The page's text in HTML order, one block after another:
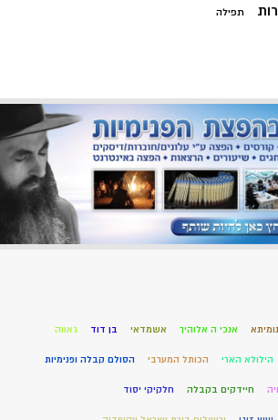
תפילה
אנכי ה אלוהיך אשמדאי בן דוד גאווה
הילולא הארי הכותל המערבי הסולם קבלה ופנימיות
חיידקים בקבלה חלקיקי יסוד